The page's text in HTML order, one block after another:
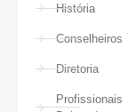
História
Conselheiros
Diretoria
Profissionais